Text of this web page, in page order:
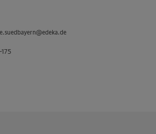
von
vier 100-